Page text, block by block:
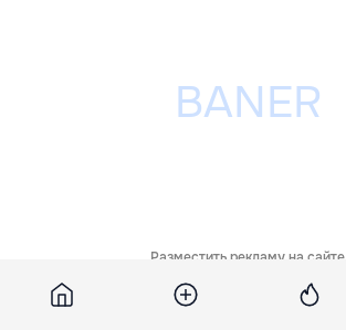
Разместить рекламу на сайте